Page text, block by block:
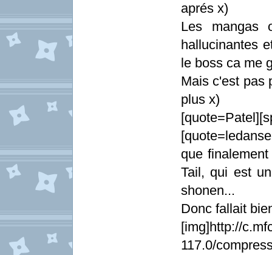
aprés x)
Les mangas
hallucinantes
le boss ca me
Mais c'est pas
plus x)
que
Tail, qui est
shonen...
Donc fallait
[img]http://
117.0/